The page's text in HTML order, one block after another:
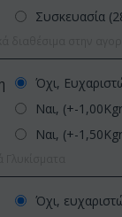
Συσκευασία
Όχι,
Ναι, (+-
Ναι, (+-
Όχι,